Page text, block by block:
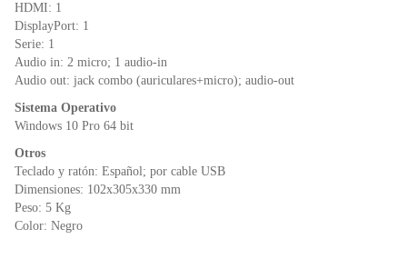
HDMI: 1
DisplayPort: 1
Serie: 1
Audio in: 2 micro; 1 audio-in
Audio out: jack combo (auriculares+micro); audio-out
Sistema Operativo
Windows 10 Pro 64 bit
Otros
Teclado y ratón: Español; por cable USB
Dimensiones: 102x305x330 mm
Peso: 5 Kg
Color: Negro